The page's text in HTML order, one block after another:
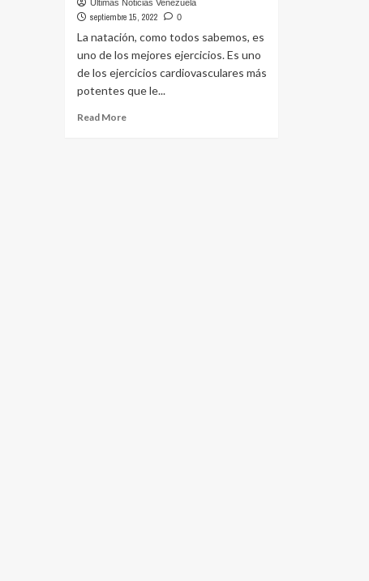
Ultimas Noticias Venezuela
septiembre 15, 2022 0
La natación, como todos sabemos, es
uno de los mejores ejercicios. Es uno
de los ejercicios cardiovasculares más
potentes que le...
Read MoreRead